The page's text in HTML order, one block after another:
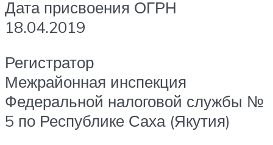
Дата присвоения ОГРН
18.04.2019
Регистратор
Межрайонная инспекция
Федеральной налоговой службы №
5 по Республике Саха (Якутия)